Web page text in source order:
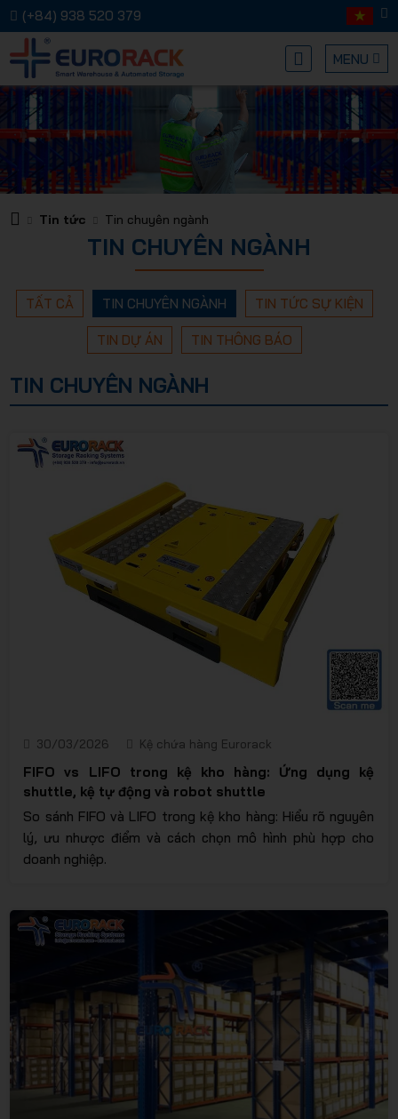
(+84) 938 520 379
MENU
Kệ chứa
hàng
- Giải
pháp lưu
trữ thông
minh
Tin tức Tin chuyên ngành
TIN CHUYÊN NGÀNH
TẤT CẢ TIN CHUYÊN NGÀNH TIN TỨC SỰ KIỆN
TIN DỰ ÁN TIN THÔNG BÁO
TIN CHUYÊN NGÀNH
30/03/2026 Kệ chứa hàng Eurorack
FIFO vs LIFO trong kệ kho hàng: Ứng dụng kệ
shuttle, kệ tự động và robot shuttle
So sánh FIFO và LIFO trong kệ kho hàng: Hiểu rõ nguyên
lý, ưu nhược điểm và cách chọn mô hình phù hợp cho
doanh nghiệp.